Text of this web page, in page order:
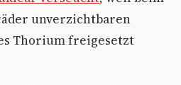
unverzichtbaren
Thorium freigesetzt